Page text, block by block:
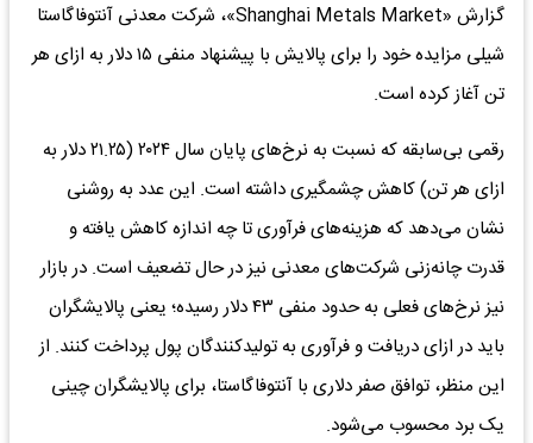
گزارش «Shanghai Metals Market»، شرکت معدنی آنتوفاگاستا
شیلی مزایده خود را برای پالایش با پیشنهاد منفی ۱۵ دلار به ازای هر
تن آغاز کرده است.
رقمی بی‌‌سابقه که نسبت به نرخ‌های پایان سال ۲۰۲۴ (۲۱.۲۵ دلار به
ازای هر تن) کاهش چشمگیری داشته است. این عدد به روشنی
نشان می‌دهد که هزینه‌‌های فرآوری تا چه اندازه کاهش یافته و
قدرت چانه‌‌زنی شرکت‌های معدنی نیز در حال تضعیف است. در بازار
نیز نرخ‌های فعلی به حدود منفی ۴۳ دلار رسیده‌‌؛ یعنی پالایشگران
باید در ازای دریافت و فرآوری به تولیدکنندگان پول پرداخت کنند. از
این منظر، توافق صفر دلاری با آنتوفاگاستا، برای پالایشگران چینی
یک برد محسوب می‌شود.